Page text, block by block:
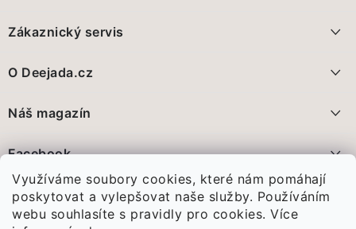
Využíváme soubory cookies, které nám pomáhají
poskytovat a vylepšovat naše služby. Používáním
webu souhlasíte s pravidly pro cookies. Více
p
a
Zákaznický servis
Vrácení zboží a reklamace
Obchodní podmínky
Ochrana Osobních údajů GDPR
Spojte se s námi
O Deejada.cz
Poznejte nás
Náš magazín
Před pár dny jsme vám oznámili...
Vánoce, které nám změnily celý život
Facebook